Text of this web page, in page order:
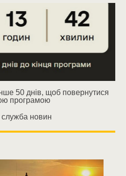
50 днів, щоб повернутися
програмою
служба новин